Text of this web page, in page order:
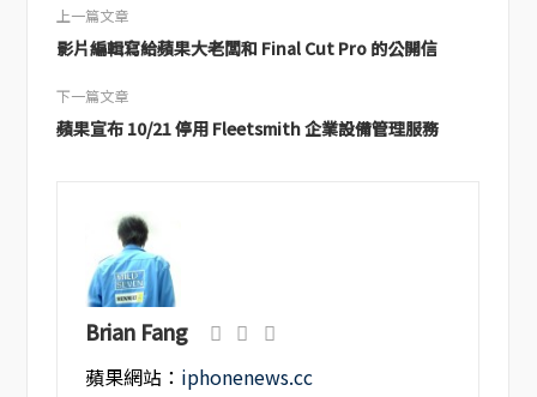
上一篇文章
影片編輯寫給蘋果大老闆和 Final Cut Pro 的公開信
下一篇文章
蘋果宣布 10/21 停用 Fleetsmith 企業設備管理服務
Brian Fang
蘋果網站： iphonenews.cc